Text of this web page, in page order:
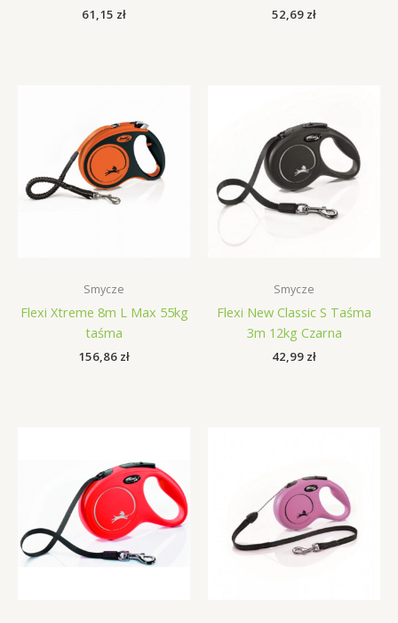
61,15 zł 52,69 zł
Smycze
Flexi Xtreme 8m L Max 55kg
taśma
156,86 zł
Smycze
Flexi New Classic S Taśma
3m 12kg Czarna
42,99 zł